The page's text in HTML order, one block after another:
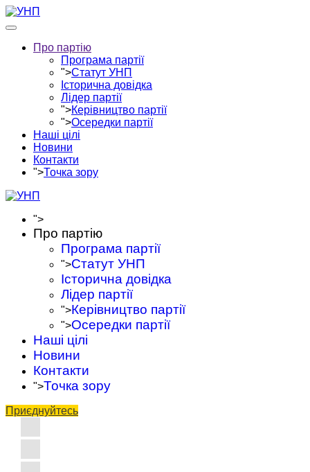
Про партію
Програма партії
">Статут УНП
Історична довідка
Лідер партії
">Керівництво партії
">Осередки партії
Наші цілі
Новини
Контакти
">Точка зору
">
Про партію
Програма партії
">Статут УНП
Історична довідка
Лідер партії
">Керівництво партії
">Осередки партії
Наші цілі
Новини
Контакти
">Точка зору
Приєднуйтесь